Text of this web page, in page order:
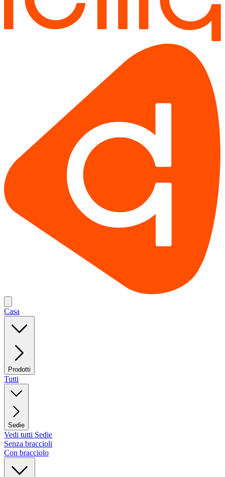
Casa
Prodotti
Tutti
Sedie
Vedi tutti Sedie
Senza braccioli
Con bracciolo